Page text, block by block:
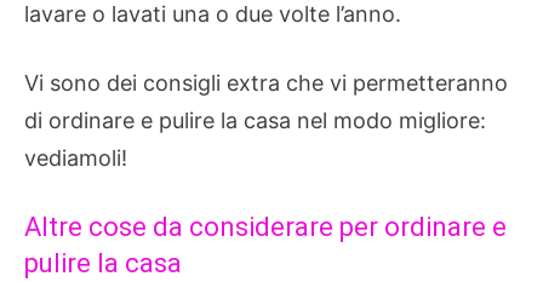
lavare o lavati una o due volte l’anno.
Vi sono dei consigli extra che vi permetteranno
di ordinare e pulire la casa nel modo migliore:
vediamoli!
Altre cose da considerare per ordinare e
pulire la casa